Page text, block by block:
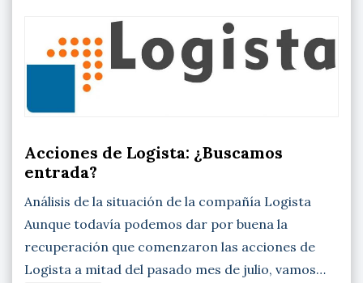
Acciones de Logista: ¿Buscamos
entrada?
Análisis de la situación de la compañía Logista
Aunque todavía podemos dar por buena la
recuperación que comenzaron las acciones de
Logista a mitad del pasado mes de julio, vamos…